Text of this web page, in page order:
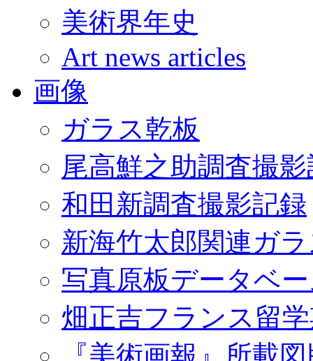
美術界年史
Art news articles
画像
ガラス乾板
尾高鮮之助調査撮
和田新調査撮影記録
新海竹太郎関連ガ
写真原板データベ
畑正吉フランス留
『美術画報』所載